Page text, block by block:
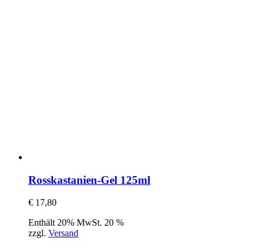
Rosskastanien-Gel 125ml
€ 17,80
Enthält 20% MwSt. 20 %
zzgl. Versand